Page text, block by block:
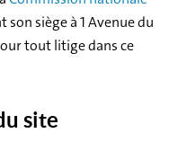
son siège à 1 Avenue du
tout litige dans ce
site